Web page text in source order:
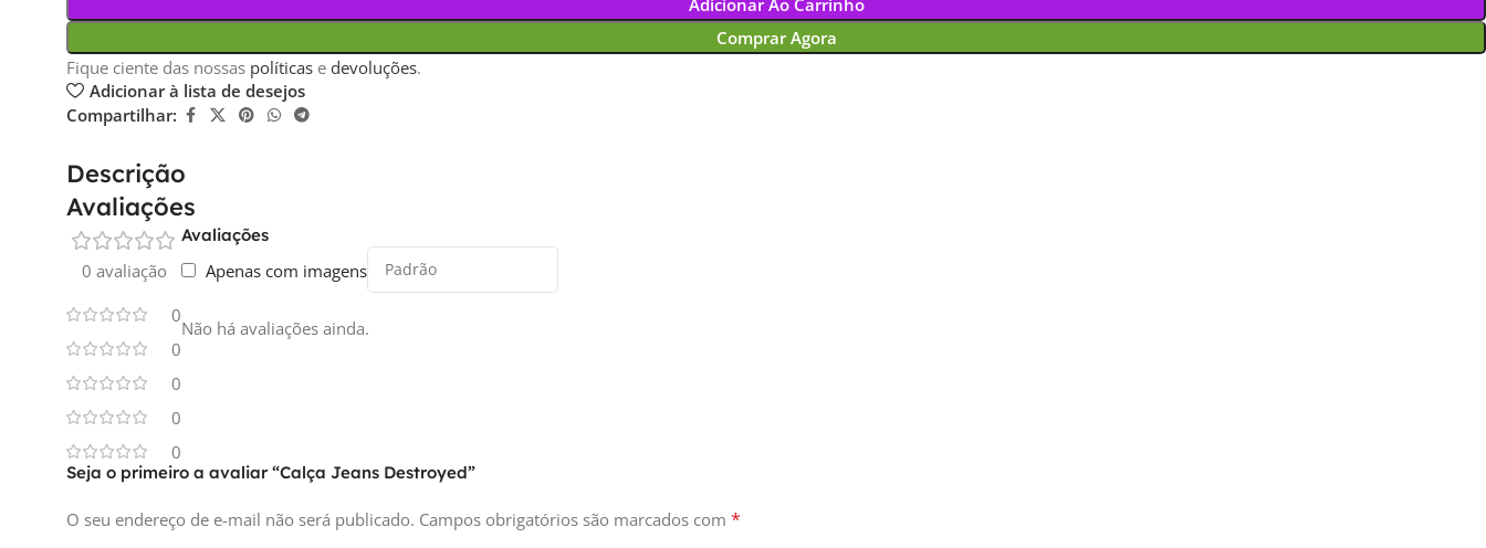
Adicionar Ao Carrinho
Comprar Agora
Fique ciente das nossas políticas e devoluções.
Adicionar à lista de desejos
Compartilhar:
Descrição
Avaliações
0 avaliação
0
0
0
0
0
Avaliações
Apenas com imagens
Não há avaliações ainda.
Seja o primeiro a avaliar “Calça Jeans Destroyed”
O seu endereço de e-mail não será publicado. Campos obrigatórios são marcados com *